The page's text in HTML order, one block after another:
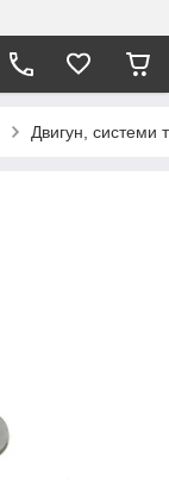
Двигун, системи